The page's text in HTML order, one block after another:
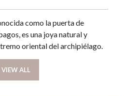
como la puerta de
es una joya natural y
oriental del archipiélago.
VIEW ALL